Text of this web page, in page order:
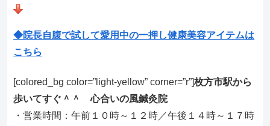
◆院長自腹で試して愛用中の一押し健康美容アイテムは
こちら
[colored_bg color=”light‐yellow” corner=”r”]枚方市駅から
歩いてすぐ＾＾ 心合いの風鍼灸院
・営業時間：午前１０時～１２時／午後１４時～１７時